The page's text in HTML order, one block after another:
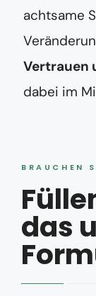
achtsame
Vertrauen
dabei im
BRAUCHEN
das